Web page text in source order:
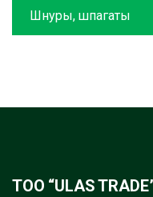
Шнуры, шпагаты
ТОО “ULAS